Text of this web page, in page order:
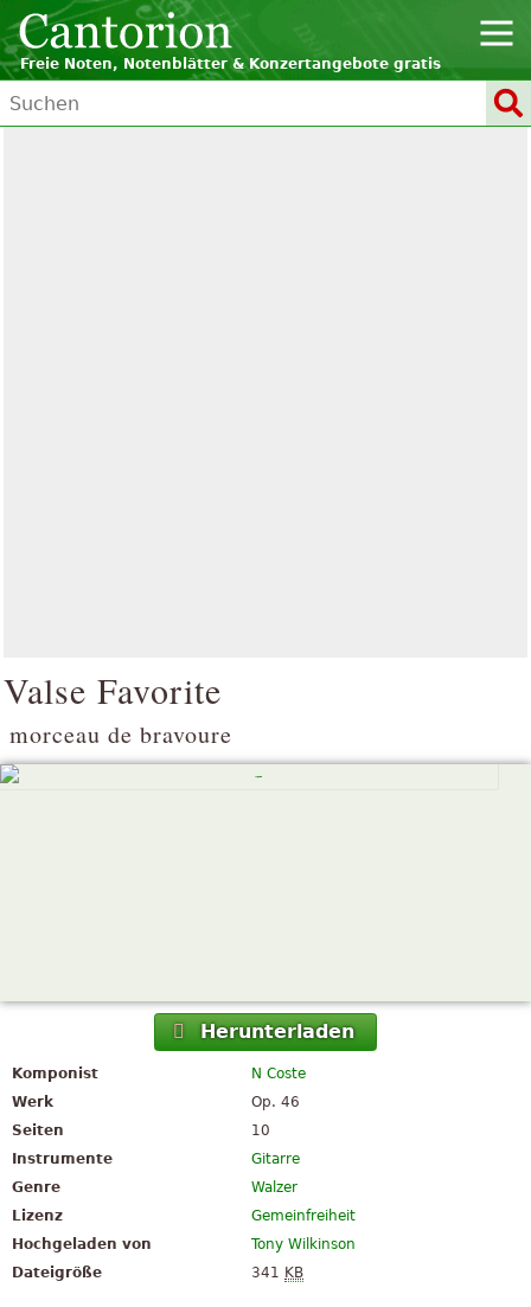
Freie Noten, Notenblätter & Konzertangebote gratis
Valse Favorite
morceau de bravoure
Herunterladen
Komponist
N Coste
Werk
Op. 46
Seiten
10
Instrumente
Gitarre
Genre
Walzer
Lizenz
Gemeinfreiheit
Hochgeladen von
Tony Wilkinson
Dateigröße
341 KB